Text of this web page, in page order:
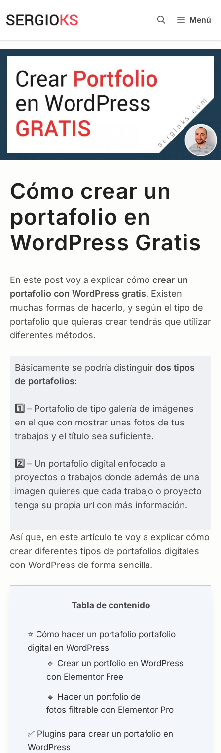
Menú
Cómo crear un
portafolio en
WordPress Gratis
En este post voy a explicar cómo crear un
portafolio con WordPress gratis. Existen
muchas formas de hacerlo, y según el tipo de
portafolio que quieras crear tendrás que utilizar
diferentes métodos.
Básicamente se podría distinguir dos tipos
de portafolios:
1️⃣ – Portafolio de tipo galería de imágenes
en el que con mostrar unas fotos de tus
trabajos y el título sea suficiente.
2️⃣ – Un portafolio digital enfocado a
proyectos o trabajos donde además de una
imagen quieres que cada trabajo o proyecto
tenga su propia url con más información.
Así que, en este artículo te voy a explicar cómo
crear diferentes tipos de portafolios digitales
con WordPress de forma sencilla.
Tabla de contenido
⭐ Cómo hacer un portafolio portafolio
digital en WordPress
🔹 Crear un portfolio en WordPress
con Elementor Free
🔹 Hacer un portfolio de
fotos filtrable con Elementor Pro
✅ Plugins para crear un portafolio en
WordPress